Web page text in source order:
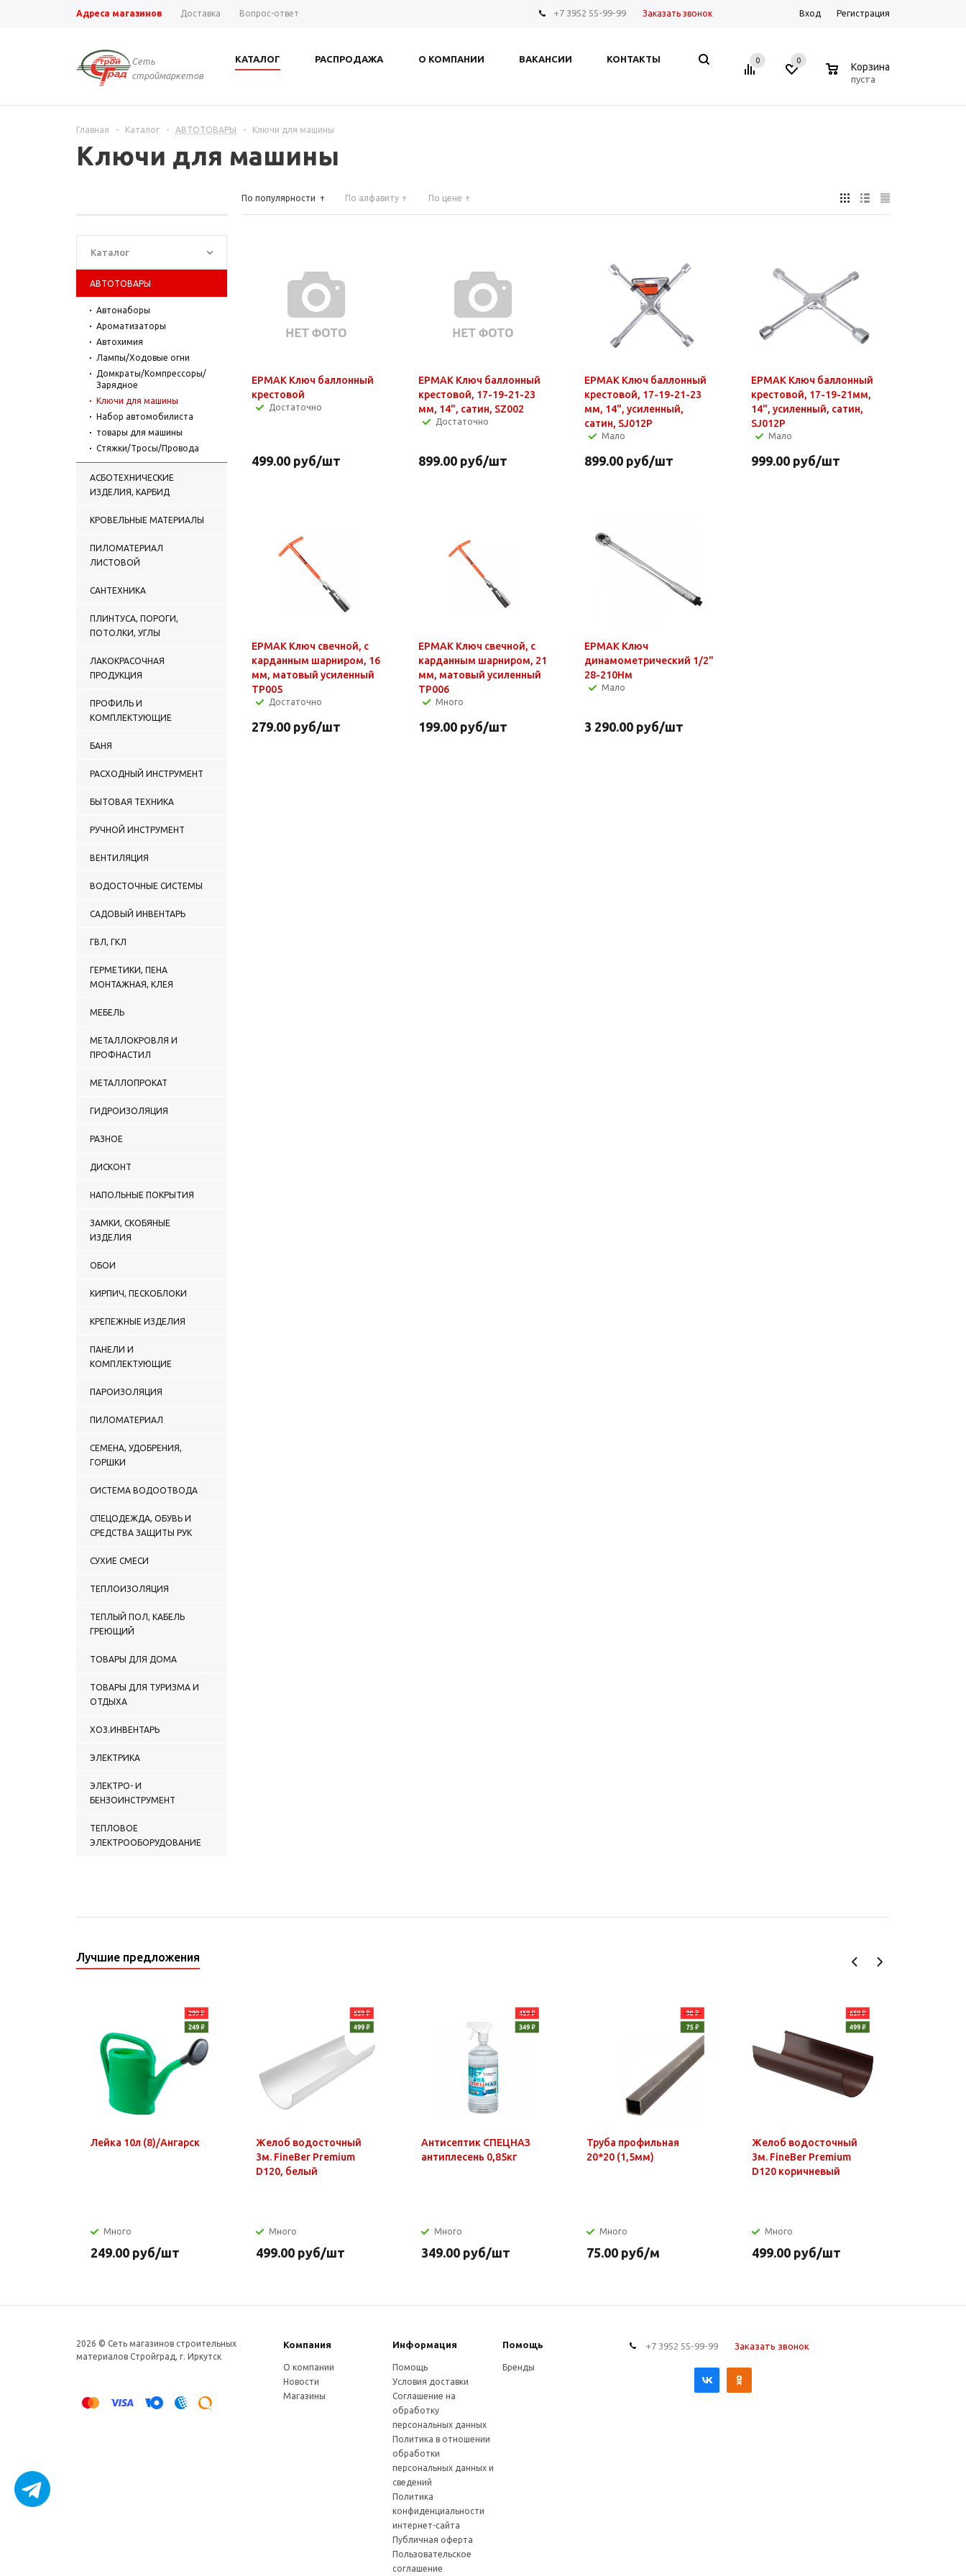
Адреса магазинов Доставка Вопрос-ответ +7 3952 55-99-99 Заказать звонок Вход Регистрация
Сеть
строймаркетов
КАТАЛОГ РАСПРОДАЖА О КОМПАНИИ ВАКАНСИИ КОНТАКТЫ 0 0
Корзина
пуста
Главная - Каталог - АВТОТОВАРЫ - Ключи для машины
Ключи для машины
Каталог
АВТОТОВАРЫ
Автонаборы
Ароматизаторы
Автохимия
Лампы/Ходовые огни
Домкраты/Компрессоры/
Зарядное
Ключи для машины
Набор автомобилиста
товары для машины
Стяжки/Тросы/Провода
АСБОТЕХНИЧЕСКИЕ
ИЗДЕЛИЯ, КАРБИД
КРОВЕЛЬНЫЕ МАТЕРИАЛЫ
ПИЛОМАТЕРИАЛ
ЛИСТОВОЙ
САНТЕХНИКА
ПЛИНТУСА, ПОРОГИ,
ПОТОЛКИ, УГЛЫ
ЛАКОКРАСОЧНАЯ
ПРОДУКЦИЯ
ПРОФИЛЬ И
КОМПЛЕКТУЮЩИЕ
БАНЯ
РАСХОДНЫЙ ИНСТРУМЕНТ
БЫТОВАЯ ТЕХНИКА
РУЧНОЙ ИНСТРУМЕНТ
ВЕНТИЛЯЦИЯ
ВОДОСТОЧНЫЕ СИСТЕМЫ
САДОВЫЙ ИНВЕНТАРЬ
ГВЛ, ГКЛ
ГЕРМЕТИКИ, ПЕНА
МОНТАЖНАЯ, КЛЕЯ
МЕБЕЛЬ
МЕТАЛЛОКРОВЛЯ И
ПРОФНАСТИЛ
МЕТАЛЛОПРОКАТ
ГИДРОИЗОЛЯЦИЯ
РАЗНОЕ
ДИСКОНТ
НАПОЛЬНЫЕ ПОКРЫТИЯ
ЗАМКИ, СКОБЯНЫЕ
ИЗДЕЛИЯ
ОБОИ
КИРПИЧ, ПЕСКОБЛОКИ
КРЕПЕЖНЫЕ ИЗДЕЛИЯ
ПАНЕЛИ И
КОМПЛЕКТУЮЩИЕ
ПАРОИЗОЛЯЦИЯ
ПИЛОМАТЕРИАЛ
СЕМЕНА, УДОБРЕНИЯ,
ГОРШКИ
СИСТЕМА ВОДООТВОДА
СПЕЦОДЕЖДА, ОБУВЬ И
СРЕДСТВА ЗАЩИТЫ РУК
СУХИЕ СМЕСИ
ТЕПЛОИЗОЛЯЦИЯ
ТЕПЛЫЙ ПОЛ, КАБЕЛЬ
ГРЕЮЩИЙ
ТОВАРЫ ДЛЯ ДОМА
ТОВАРЫ ДЛЯ ТУРИЗМА И
ОТДЫХА
ХОЗ.ИНВЕНТАРЬ
ЭЛЕКТРИКА
ЭЛЕКТРО- И
БЕНЗОИНСТРУМЕНТ
ТЕПЛОВОЕ
ЭЛЕКТРООБОРУДОВАНИЕ
По популярности По алфавиту По цене
ЕРМАК Ключ баллонный
крестовой
Достаточно
499.00 руб/шт
ЕРМАК Ключ баллонный
крестовой, 17-19-21-23
мм, 14", сатин, SZ002
Достаточно
899.00руб/шт
ЕРМАК Ключ баллонный
крестовой, 17-19-21-23
мм, 14", усиленный,
сатин, SJ012P
Мало
899.00 руб/шт
ЕРМАК Ключ баллонный
крестовой, 17-19-21мм,
14", усиленный, сатин,
SJ012P
Мало
999.00руб/шт
ЕРМАК Ключ свечной, с
карданным шарниром, 16
мм, матовый усиленный
TP005
Достаточно
279.00 руб/шт
ЕРМАК Ключ свечной, с
карданным шарниром, 21
мм, матовый усиленный
TP006
Много
199.00руб/шт
ЕРМАК Ключ
динамометрический 1/2"
28-210Нм
Мало
3 290.00 руб/шт
Лучшие предложения
Лейка 10л (8)/Ангарск
Много
249.00 руб/шт
Желоб водосточный
3м. FineBer Premium
D120, белый
Много
499.00 руб/шт
Антисептик СПЕЦНАЗ
антиплесень 0,85кг
Много
349.00 руб/шт
Труба профильная
20*20 (1,5мм)
Много
75.00 руб/м
Желоб водосточный
3м. FineBer Premium
D120 коричневый
Много
499.00 руб/шт
2026 © Сеть магазинов строительных
материалов Стройград, г. Иркутск
Компания Информация Помощь
О компании
Новости
Магазины
Помощь
Условия доставки
Соглашение на
обработку
персональных данных
Политика в отношении
обработки
персональных данных и
сведений
Политика
конфиденциальности
интернет-сайта
Публичная оферта
Пользовательское
соглашение
Бренды
+7 3952 55-99-99 Заказать звонок